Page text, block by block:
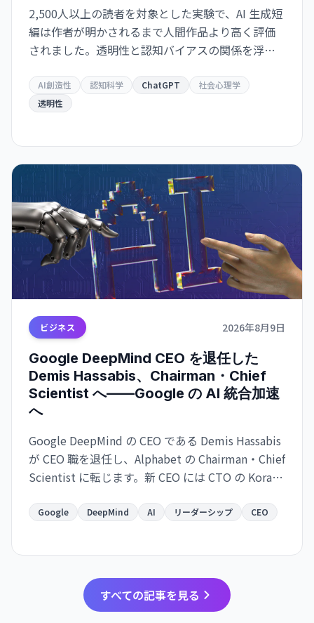
2,500人以上の読者を対象とした実験で、AI 生成短
編は作者が明かされるまで人間作品より高く評価
されました。透明性と認知バイアスの関係を浮き
AI創造性 認知科学 ChatGPT
社会心理学
透明性
ビジネス 2026年8月9日
Google DeepMind CEO を退任した
Demis Hassabis、Chairman・Chief
Scientist へ——Google の AI 統合加速
へ
Google DeepMind の CEO である Demis Hassabis
が CEO 職を退任し、Alphabet の Chairman・Chief
Scientist に転じます。新 CEO には CTO の Koray
長期展望で分離される大きな人事変更です。
Google DeepMind AI リーダーシップ CEO
すべての記事を見る